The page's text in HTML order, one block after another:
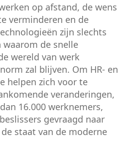
op afstand, de wens
verminderen en de
zijn slechts
waarom de snelle
wereld van werk
zal blijven. Om HR- en
helpen zich voor te
veranderingen,
16.000 werknemers,
gevraagd naar
staat van de moderne